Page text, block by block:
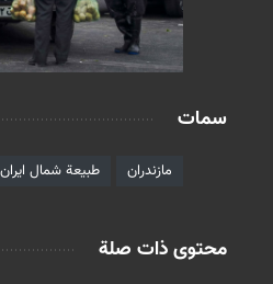
سمات
مازندران طبيعة شمال ايران
محتوى ذات صلة